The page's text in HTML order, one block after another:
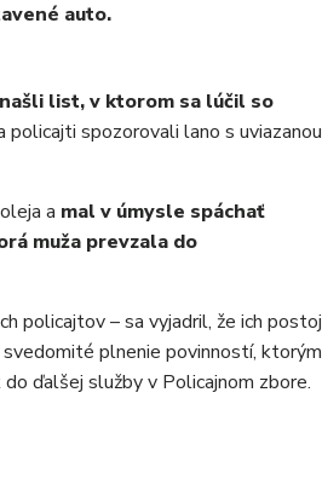
auto.
našli list, v ktorom sa lúčil so
policajti spozorovali lano s uviazanou
a mal v úmysle spáchať
muža prevzala do
policajtov – sa vyjadril, že ich postoj
plnenie povinností, ktorým
ďalšej služby v Policajnom zbore.